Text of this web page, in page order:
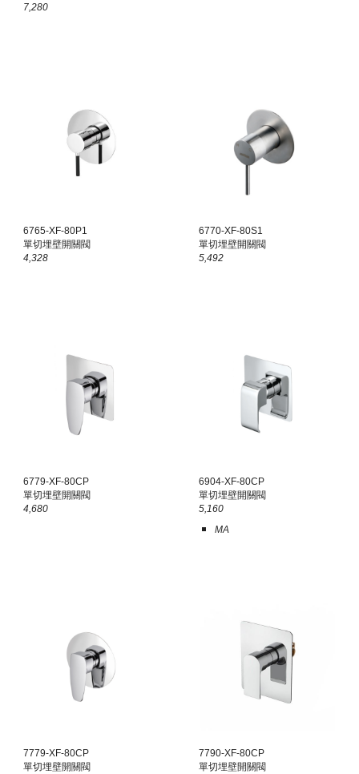
7,280
6765-XF-80P1
單切埋壁開關閥
4,328
6770-XF-80S1
單切埋壁開關閥
5,492
6779-XF-80CP
單切埋壁開關閥
4,680
6904-XF-80CP
單切埋壁開關閥
5,160
MA
7779-XF-80CP
單切埋壁開關閥
7790-XF-80CP
單切埋壁開關閥